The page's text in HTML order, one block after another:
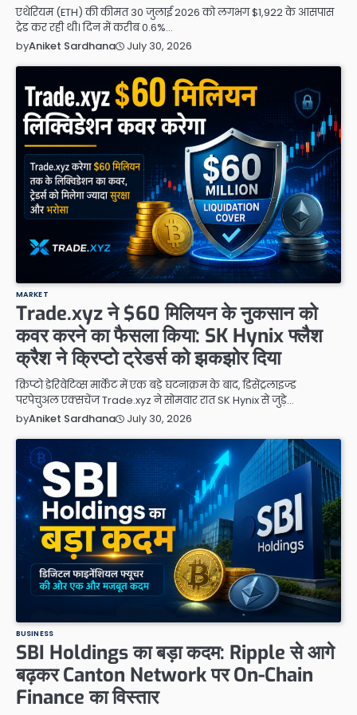
एथेरियम (ETH) की कीमत 30 जुलाई 2026 को लगभग $1,922 के आसपास
ट्रेड कर रही थी। दिन में करीब 0.6%…
byAniket Sardhana July 30, 2026
MARKET
Trade.xyz ने $60 मिलियन के नुकसान को
कवर करने का फैसला किया: SK Hynix फ्लैश
क्रैश ने क्रिप्टो ट्रेडर्स को झकझोर दिया
क्रिप्टो डेरिवेटिव्स मार्केट में एक बड़े घटनाक्रम के बाद, डिसेंट्रलाइज्ड
परपेचुअल एक्सचेंज Trade.xyz ने सोमवार रात SK Hynix से जुड़े…
byAniket Sardhana July 30, 2026
BUSINESS
SBI Holdings का बड़ा कदम: Ripple से आगे
बढ़कर Canton Network पर On-Chain
Finance का विस्तार